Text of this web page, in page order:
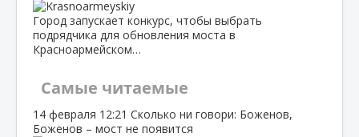
Город запускает конкурс, чтобы выбрать
подрядчика для обновления моста в
Красноармейском…
Самые читаемые
14 февраля 12:21 Сколько ни говори: Боженов,
Боженов – мост не появится